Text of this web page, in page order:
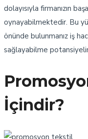
dolayısıyla firmanızın
oynayabilmektedir. Bu
önünde bulunmanız iş
sağlayabilme
İçindir?